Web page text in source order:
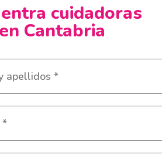
cuidadoras
en Cantabria